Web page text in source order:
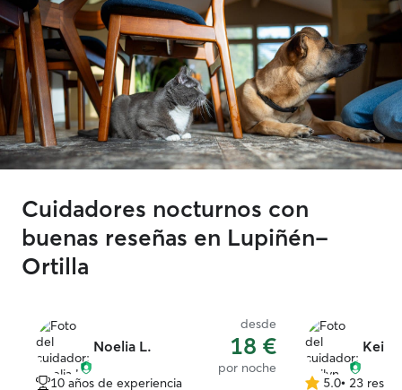
Cuidadores nocturnos con
buenas reseñas en Lupiñén-
Ortilla
Noelia L.
desde
18 €
por noche
10 años de experiencia
5.0• 23